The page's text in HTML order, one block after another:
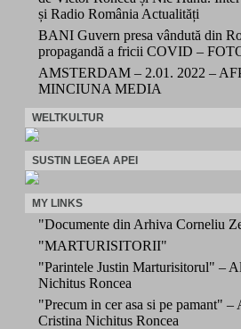
și Radio România Actualități
BANI Guvern presa vândută din
propagandă a fricii COVID –
AMSTERDAM – 2.01. 2022 –
MINCIUNA MEDIA
WELTKULTUR
SUSTIN LEGEA APEI
MY LINKS
"Documente din Arhiva Corneliu
"MARTURISITORII"
"Parintele Justin Marturisitorul" –
Nichitus Roncea
"Precum in cer asa si pe pamant"
Cristina Nichitus Roncea